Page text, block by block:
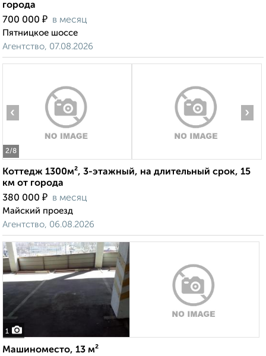
города
700 000 ₽ в месяц
Пятницкое шоссе
Агентство, 07.08.2026
2/8
‹ ›
Коттедж 1300м², 3-этажный, на длительный срок, 15
км от города
380 000 ₽ в месяц
Майский проезд
Агентство, 06.08.2026
1
Машиноместо, 13 м²